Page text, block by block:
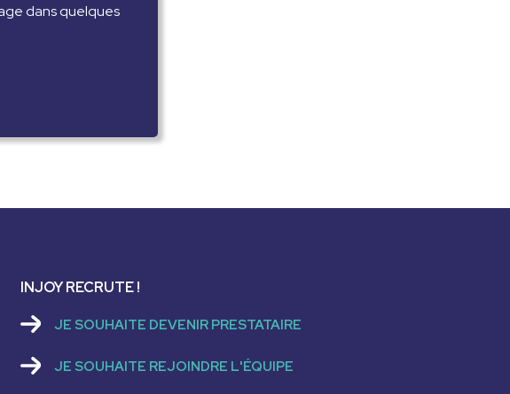
dans quelques
INJOY RECRUTE !
JE SOUHAITE DEVENIR PRESTATAIRE
JE SOUHAITE REJOINDRE L'ÉQUIPE